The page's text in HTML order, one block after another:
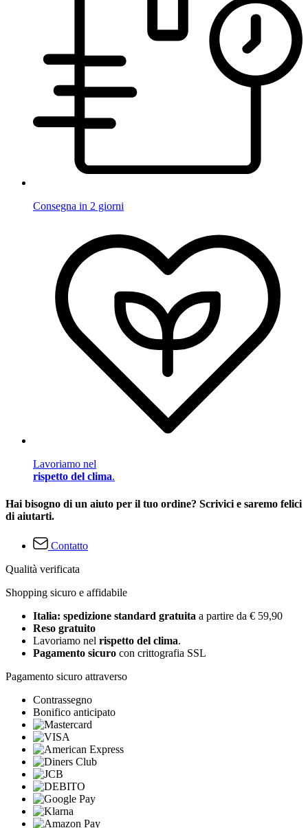
Consegna in 2 giorni
Lavoriamo nel
rispetto del clima.
Hai bisogno di un aiuto per il tuo ordine? Scrivici e saremo felici
di aiutarti.
Contatto
Qualità verificata
Shopping sicuro e affidabile
Italia: spedizione standard gratuita a partire da € 59,90
Reso gratuito
Lavoriamo nel rispetto del clima.
Pagamento sicuro con crittografia SSL
Pagamento sicuro attraverso
Contrassegno
Bonifico anticipato